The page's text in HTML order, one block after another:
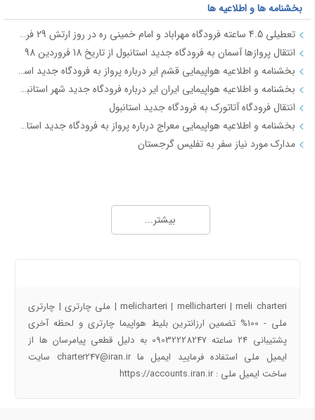
بخشنامه ها و اطلاعیه ها
تعطیلی 4.5 ساعته فرودگاه مهراباد و امام خمینی ره در روز ارتش 29 فروردین
انتقال پروازها آسمان به فرودگاه جدید استانبول از تاریخ 18 فروردین 98
بخشنامه و اطلاعیه هواپیمایی قشم ایر درباره پرواز به فرودگاه جدید استانبول از تاریخ 18فروردین 98
بخشنامه و اطلاعیه هواپیمایی ایران ایر درباره فرودگاه جدید شهر استانبول IR2712
انتقال فرودگاه آتاتورک به فرودگاه جدید استانبول
بخشنامه و اطلاعیه هواپیمایی معراج درباره پرواز به فرودگاه جدید استانبول از تاریخ 18فروردین 98 JI4740-4
مدارک مورد نیاز سفر به تفلیس گرجستان
آفــر چارتری تور هوایی مشهد از تهران
راهنمای سفر به شهرهای ایران و جهان با تیک بال
پروازهای دقیقه 90
آفر شگفت انگیز کیش به تهران دوشنبه 17 دی 97
بیشتر...
melicharteri | mellicharteri | meli charteri | ملی چارتری | چارتری
ملی - 100% تضمین ارزانترین بلیط هواپیما چارتری و لحظه آخری
پشتیبانی 24 ساعته 09032228247 به دلیل قطعی پیامرسان ها از
ایمیل ملی استفاده فرمایید ایمیل ما charter247@iran.ir سایت
ساخت ایمیل ملی : https://accounts.iran.ir